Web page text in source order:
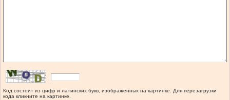
Код состоит из цифр и латинских букв, изображенных на картинке. Для перезагрузки
кода кликните на картинке.